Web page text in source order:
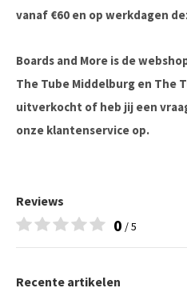
vanaf €60 en op werkdagen
Boards and More is de
The Tube Middelburg en The
uitverkocht of heb jij een
onze klantenservice op.
Reviews
0 / 5
Recente artikelen